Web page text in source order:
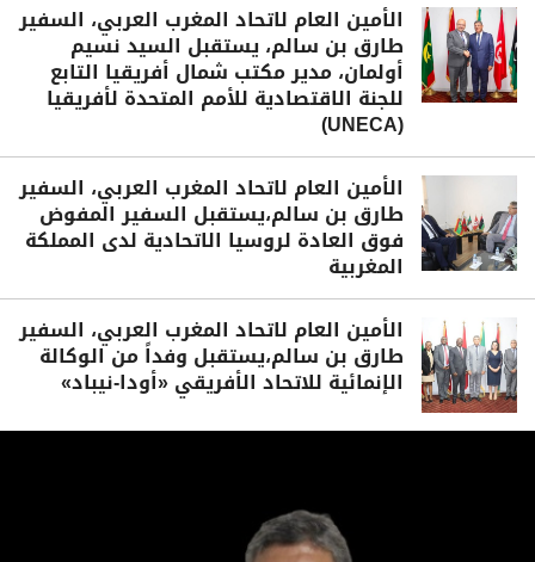
الأمين العام لاتحاد المغرب العربي، السفير
طارق بن سالم، يستقبل السيد نسيم
أولمان، مدير مكتب شمال أفريقيا التابع
للجنة الاقتصادية للأمم المتحدة لأفريقيا
(UNECA)
الأمين العام لاتحاد المغرب العربي، السفير
طارق بن سالم،يستقبل السفير المفوض
فوق العادة لروسيا الاتحادية لدى المملكة
المغربية
الأمين العام لاتحاد المغرب العربي، السفير
طارق بن سالم،يستقبل وفداً من الوكالة
الإنمائية للاتحاد الأفريقي «أودا-نيباد»